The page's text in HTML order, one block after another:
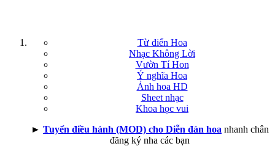
Từ điển Hoa
Nhạc Không Lời
Vườn Tí Hon
Ý nghĩa Hoa
Ảnh hoa HD
Sheet nhạc
Khoa học vui
► Tuyển điều hành (MOD) cho Diễn đàn hoa nhanh chân
đăng ký nha các bạn